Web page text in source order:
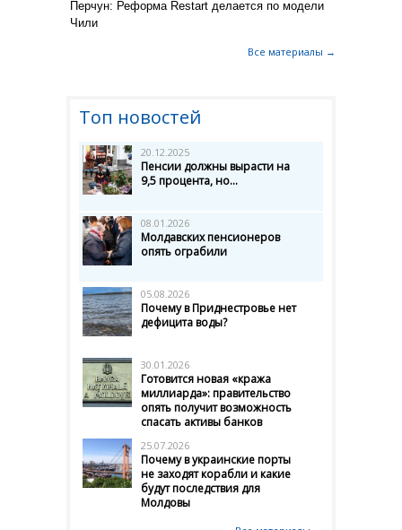
Перчун: Реформа Restart делается по модели
Чили
Все материалы →
Топ новостей
20.12.2025
Пенсии должны вырасти на
9,5 процента, но...
08.01.2026
Молдавских пенсионеров
опять ограбили
05.08.2026
Почему в Приднестровье нет
дефицита воды?
30.01.2026
Готовится новая «кража
миллиарда»: правительство
опять получит возможность
спасать активы банков
25.07.2026
Почему в украинские порты
не заходят корабли и какие
будут последствия для
Молдовы